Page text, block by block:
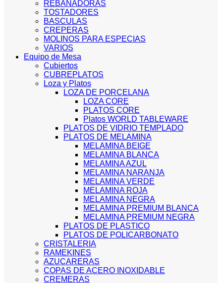
REBANADORAS
TOSTADORES
BASCULAS
CREPERAS
MOLINOS PARA ESPECIAS
VARIOS
Equipo de Mesa
Cubiertos
CUBREPLATOS
Loza y Platos
LOZA DE PORCELANA
LOZA CORE
PLATOS CORE
Platos WORLD TABLEWARE
PLATOS DE VIDRIO TEMPLADO
PLATOS DE MELAMINA
MELAMINA BEIGE
MELAMINA BLANCA
MELAMINA AZUL
MELAMINA NARANJA
MELAMINA VERDE
MELAMINA ROJA
MELAMINA NEGRA
MELAMINA PREMIUM BLANCA
MELAMINA PREMIUM NEGRA
PLATOS DE PLASTICO
PLATOS DE POLICARBONATO
CRISTALERIA
RAMEKINES
AZUCARERAS
COPAS DE ACERO INOXIDABLE
CREMERAS